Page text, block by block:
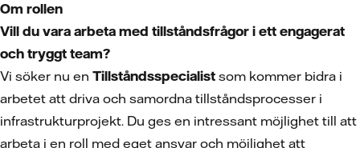
Om rollen
Vill du vara arbeta med tillståndsfrågor i ett engagerat
och tryggt team?
Vi söker nu en Tillståndsspecialist som kommer bidra i
arbetet att driva och samordna tillståndsprocesser i
infrastrukturprojekt. Du ges en intressant möjlighet till att
arbeta i en roll med eget ansvar och möjlighet att